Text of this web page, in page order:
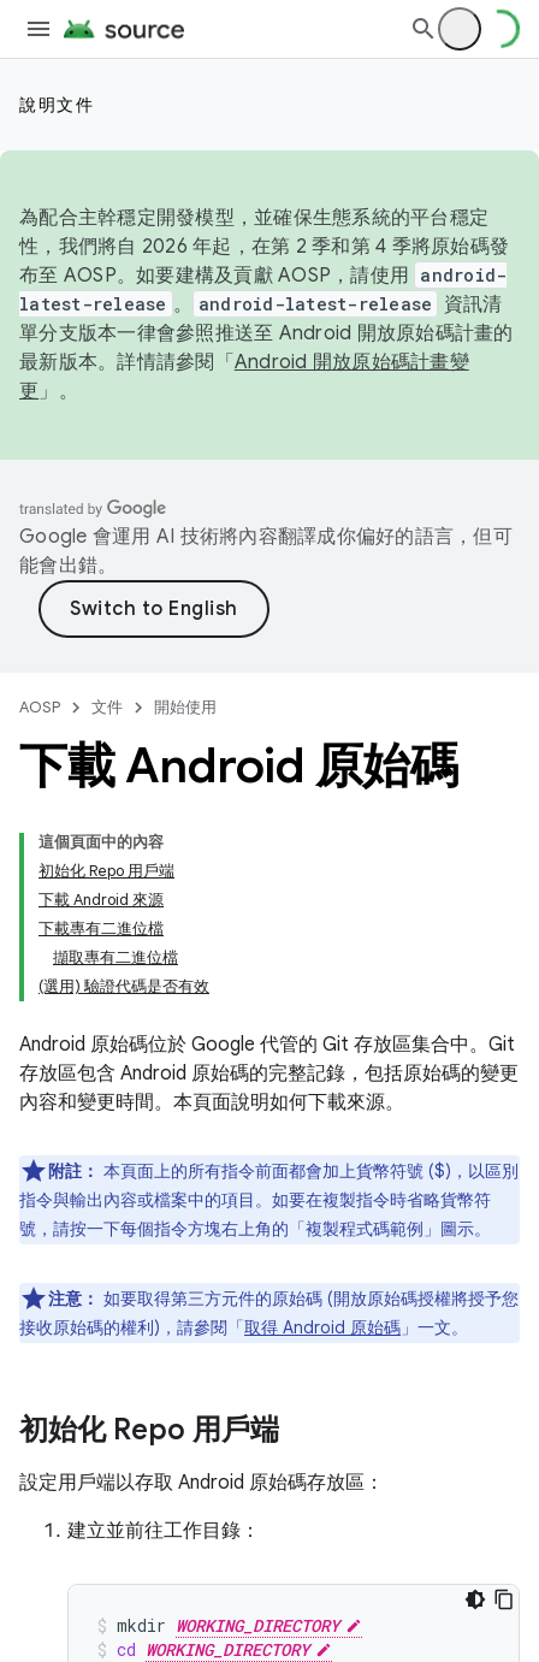
說明文件
為配合主幹穩定開發模型，並確保生態系統的平台穩定
性，我們將自 2026 年起，在第 2 季和第 4 季將原始碼發
布至 AOSP。如要建構及貢獻 AOSP，請使用 android-
latest-release 。 android-latest-release
資訊清
單分支版本一律會參照推送至 Android 開放原始碼計畫的
最新版本。詳情請參閱「 Android 開放原始碼計畫變
更 」。
Google 會運用 AI 技術將內容翻譯成你偏好的語言，但可
能會出錯。
AOSP 文件 開始使用
下載 Android 原始碼
這個頁面中的內容
初始化 Repo 用戶端
下載 Android 來源
下載專有二進位檔
擷取專有二進位檔
(選用) 驗證代碼是否有效
Android 原始碼位於 Google 代管的 Git 存放區集合中。Git
存放區包含 Android 原始碼的完整記錄，包括原始碼的變更
內容和變更時間。本頁面說明如何下載來源。
附註： 本頁面上的所有指令前面都會加上貨幣符號 ($)，以區別
指令與輸出內容或檔案中的項目。如要在複製指令時省略貨幣符
號，請按一下每個指令方塊右上角的「複製程式碼範例」 圖示。
注意： 如要取得第三方元件的原始碼 (開放原始碼授權將授予您
接收原始碼的權利)，請參閱「取得 Android 原始碼 」一文。
初始化 Repo 用戶端
設定用戶端以存取 Android 原始碼存放區：
建立並前往工作目錄：
mkdir WORKING_DIRECTORY
cd WORKING_DIRECTORY